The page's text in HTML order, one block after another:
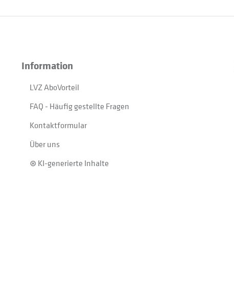
Information
LVZ AboVorteil
FAQ - Häufig gestellte Fragen
Kontaktformular
Über uns
⊛ KI-generierte Inhalte